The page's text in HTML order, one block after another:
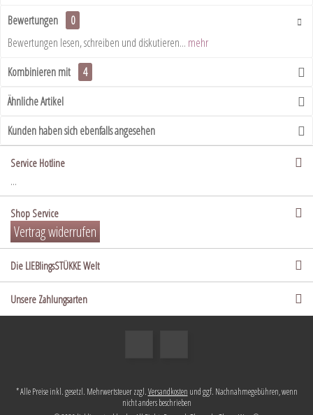
Bewertungen
0
Bewertungen lesen, schreiben und diskutieren... mehr
Kombinieren mit
4
Ähnliche Artikel
Kunden haben sich ebenfalls angesehen
Service Hotline
...
Shop Service
Vertrag widerrufen
Die LIEBlingsSTÜKKE Welt
Unsere Zahlungsarten
* Alle Preise inkl. gesetzl. Mehrwertsteuer zzgl.Versandkosten und ggf. Nachnahmegebühren, wenn
nicht anders beschrieben